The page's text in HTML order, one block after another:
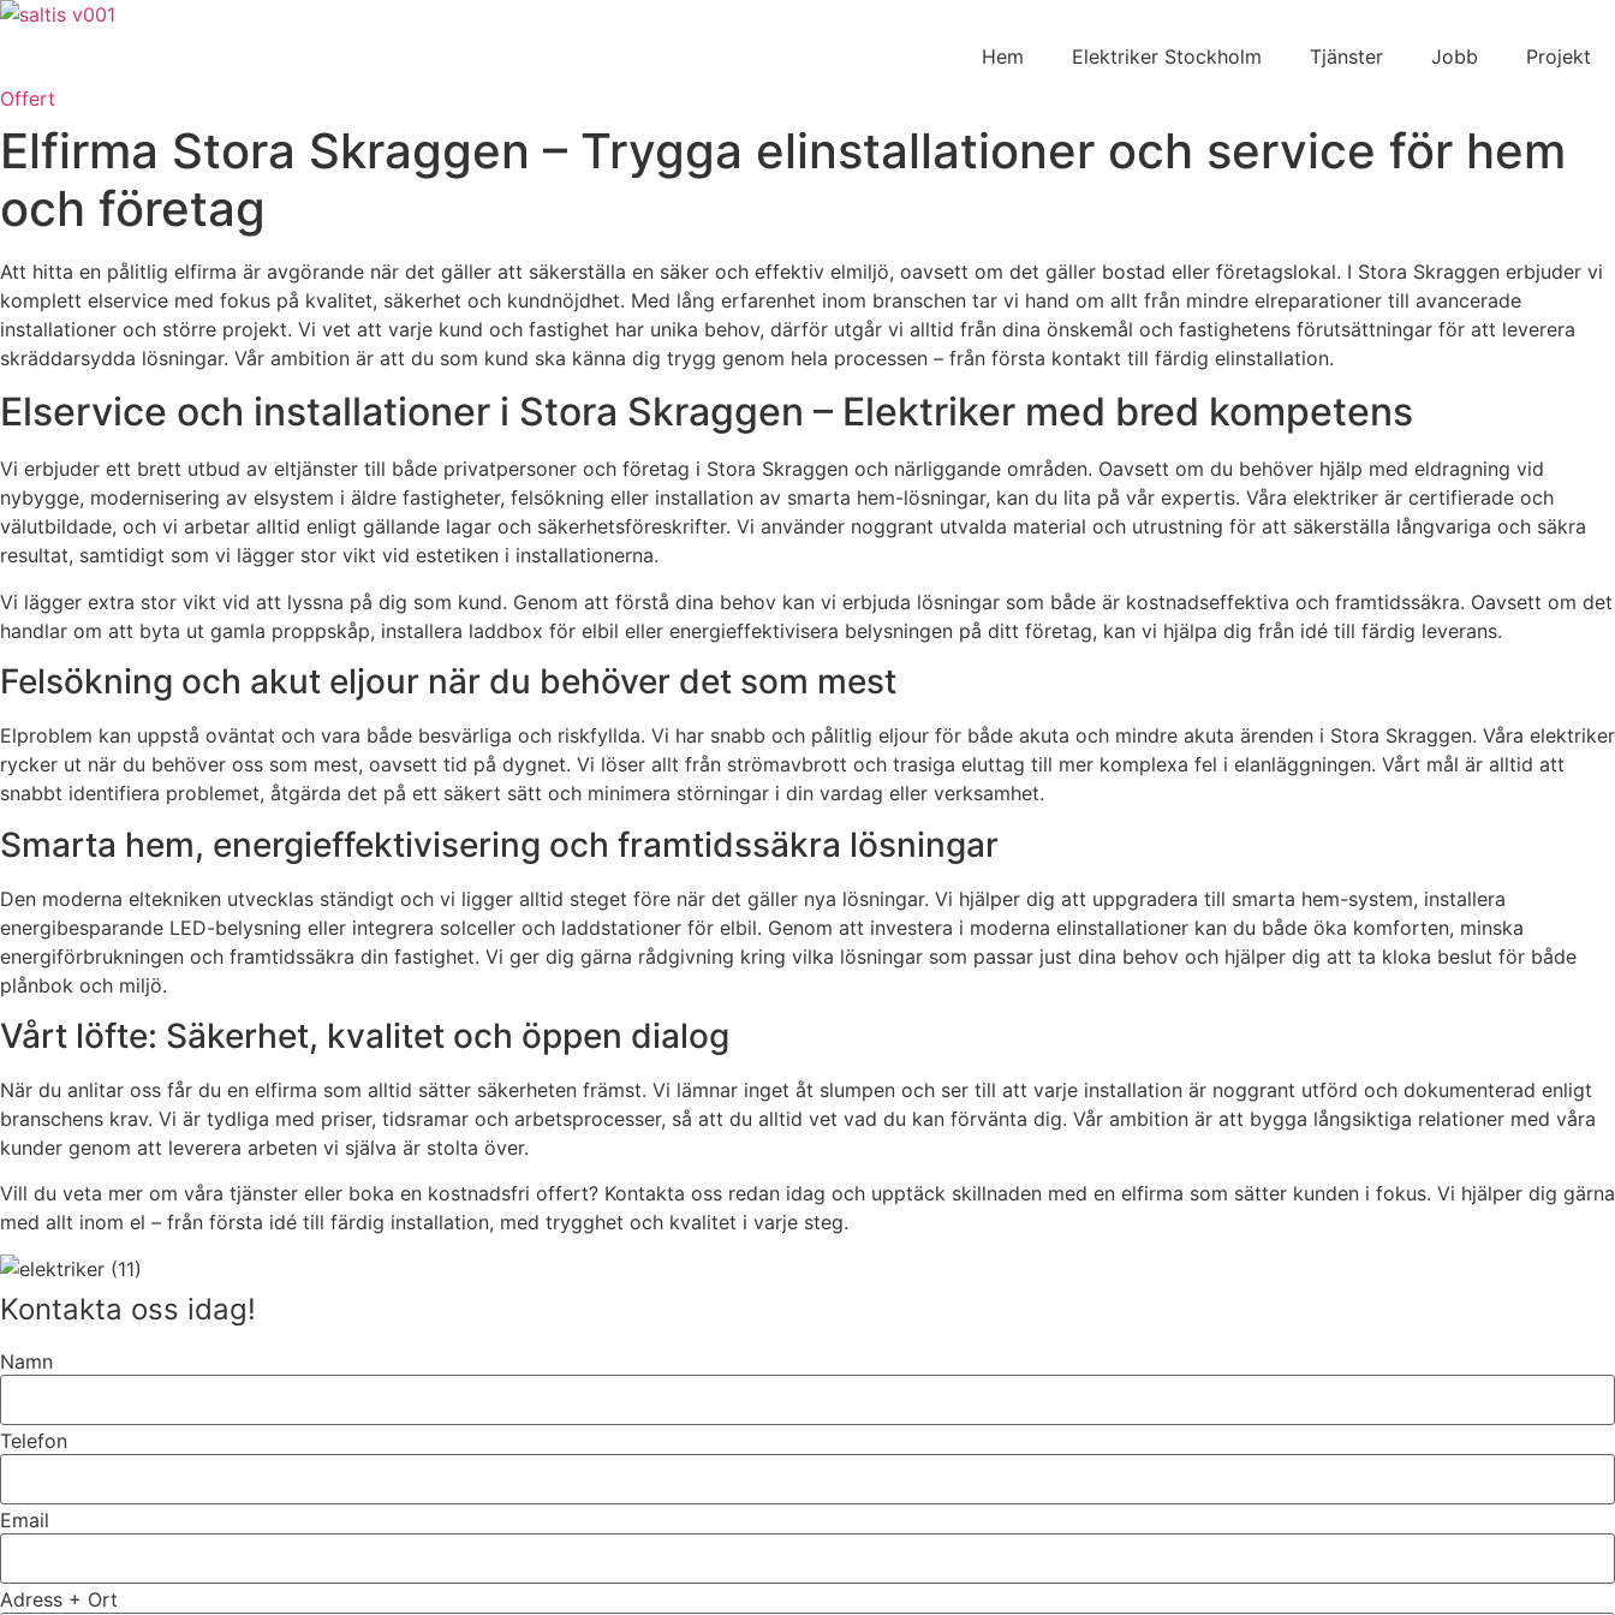
Skip
Hem Elektriker Stockholm Tjänster Jobb
Projekt
Offert
Elfirma Stora Skraggen – Trygga elinstallationer och service för hem
och företag
Att hitta en pålitlig elfirma är avgörande när det gäller att säkerställa en säker och effektiv elmiljö, oavsett om det gäller bostad eller företagslokal. I Stora Skraggen erbjuder vi
komplett elservice med fokus på kvalitet, säkerhet och kundnöjdhet. Med lång erfarenhet inom branschen tar vi hand om allt från mindre elreparationer till avancerade
installationer och större projekt. Vi vet att varje kund och fastighet har unika behov, därför utgår vi alltid från dina önskemål och fastighetens förutsättningar för att leverera
skräddarsydda lösningar. Vår ambition är att du som kund ska känna dig trygg genom hela processen – från första kontakt till färdig elinstallation.
Elservice och installationer i Stora Skraggen – Elektriker med bred kompetens
Vi erbjuder ett brett utbud av eltjänster till både privatpersoner och företag i Stora Skraggen och närliggande områden. Oavsett om du behöver hjälp med eldragning vid
nybygge, modernisering av elsystem i äldre fastigheter, felsökning eller installation av smarta hem-lösningar, kan du lita på vår expertis. Våra elektriker är certifierade och
välutbildade, och vi arbetar alltid enligt gällande lagar och säkerhetsföreskrifter. Vi använder noggrant utvalda material och utrustning för att säkerställa långvariga och säkra
resultat, samtidigt som vi lägger stor vikt vid estetiken i installationerna.
Vi lägger extra stor vikt vid att lyssna på dig som kund. Genom att förstå dina behov kan vi erbjuda lösningar som både är kostnadseffektiva och framtidssäkra. Oavsett om det
handlar om att byta ut gamla proppskåp, installera laddbox för elbil eller energieffektivisera belysningen på ditt företag, kan vi hjälpa dig från idé till färdig leverans.
Felsökning och akut eljour när du behöver det som mest
Elproblem kan uppstå oväntat och vara både besvärliga och riskfyllda. Vi har snabb och pålitlig eljour för både akuta och mindre akuta ärenden i Stora Skraggen. Våra elektriker
rycker ut när du behöver oss som mest, oavsett tid på dygnet. Vi löser allt från strömavbrott och trasiga eluttag till mer komplexa fel i elanläggningen. Vårt mål är alltid att
snabbt identifiera problemet, åtgärda det på ett säkert sätt och minimera störningar i din vardag eller verksamhet.
Smarta hem, energieffektivisering och framtidssäkra lösningar
Den moderna eltekniken utvecklas ständigt och vi ligger alltid steget före när det gäller nya lösningar. Vi hjälper dig att uppgradera till smarta hem-system, installera
energibesparande LED-belysning eller integrera solceller och laddstationer för elbil. Genom att investera i moderna elinstallationer kan du både öka komforten, minska
energiförbrukningen och framtidssäkra din fastighet. Vi ger dig gärna rådgivning kring vilka lösningar som passar just dina behov och hjälper dig att ta kloka beslut för både
plånbok och miljö.
Vårt löfte: Säkerhet, kvalitet och öppen dialog
När du anlitar oss får du en elfirma som alltid sätter säkerheten främst. Vi lämnar inget åt slumpen och ser till att varje installation är noggrant utförd och dokumenterad enligt
branschens krav. Vi är tydliga med priser, tidsramar och arbetsprocesser, så att du alltid vet vad du kan förvänta dig. Vår ambition är att bygga långsiktiga relationer med våra
kunder genom att leverera arbeten vi själva är stolta över.
Vill du veta mer om våra tjänster eller boka en kostnadsfri offert? Kontakta oss redan idag och upptäck skillnaden med en elfirma som sätter kunden i fokus. Vi hjälper dig gärna
med allt inom el – från första idé till färdig installation, med trygghet och kvalitet i varje steg.
Kontakta oss idag!
Namn
Telefon
Email
Adress + Ort